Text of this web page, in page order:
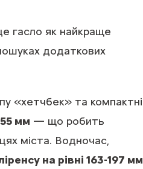
гасло як найкраще
додаткових
«хетчбек» та компактні
мм — що робить
міста. Водночас,
на рівні 163-197 мм